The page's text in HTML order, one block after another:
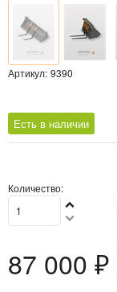
Артикул: 9390
Есть в наличии
Количество:
87 000 ₽